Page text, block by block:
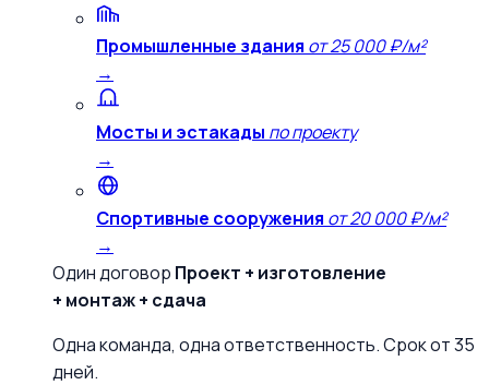
Промышленные здания от 25 000 ₽/м²
→
Мосты и эстакады по проекту
→
Спортивные сооружения от 20 000 ₽/м²
→
Один договор Проект + изготовление
+ монтаж + сдача
Одна команда, одна ответственность. Срок от 35
дней.